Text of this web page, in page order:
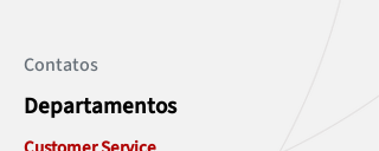
Contatos
Departamentos